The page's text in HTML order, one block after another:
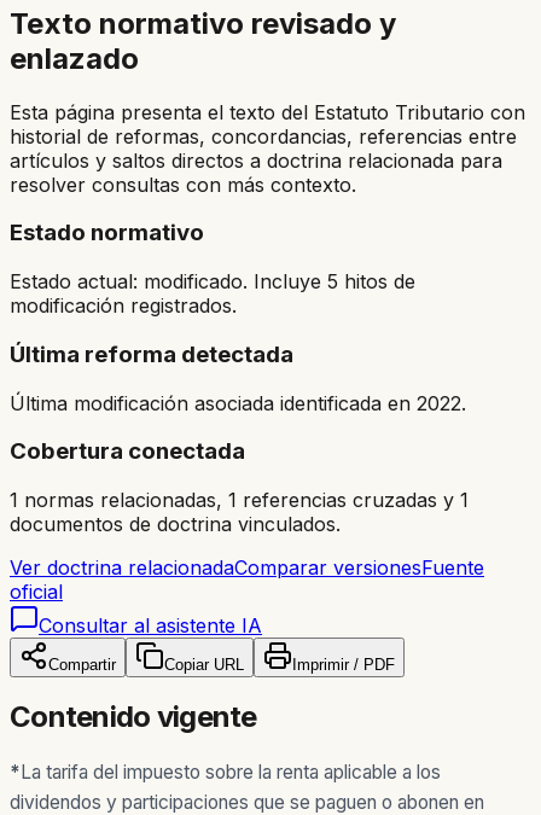
Texto normativo revisado y
enlazado
Esta página presenta el texto del Estatuto Tributario con
historial de reformas, concordancias, referencias entre
artículos y saltos directos a doctrina relacionada para
resolver consultas con más contexto.
Estado normativo
Estado actual: modificado. Incluye 5 hitos de
modificación registrados.
Última reforma detectada
Última modificación asociada identificada en 2022.
Cobertura conectada
1 normas relacionadas, 1 referencias cruzadas y 1
documentos de doctrina vinculados.
Ver doctrina relacionadaComparar versionesFuente
oficial
Consultar al asistente IA
Compartir Copiar URL Imprimir / PDF
Contenido vigente
*La tarifa del impuesto sobre la renta aplicable a los
dividendos y participaciones que se paguen o abonen en